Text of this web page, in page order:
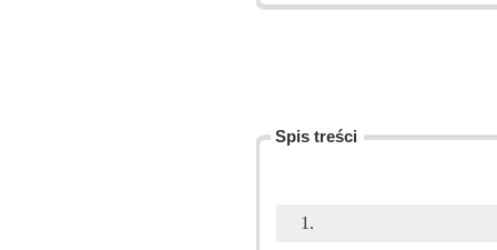
Spis treści
1.